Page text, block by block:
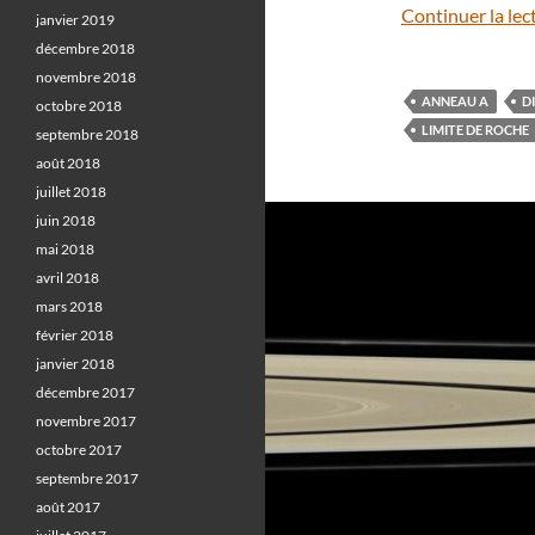
Continuer la
ANNEAU A
LIMITE DE ROCHE
janvier 2019
décembre 2018
novembre 2018
octobre 2018
septembre 2018
août 2018
juillet 2018
juin 2018
mai 2018
avril 2018
mars 2018
février 2018
janvier 2018
décembre 2017
novembre 2017
octobre 2017
septembre 2017
août 2017